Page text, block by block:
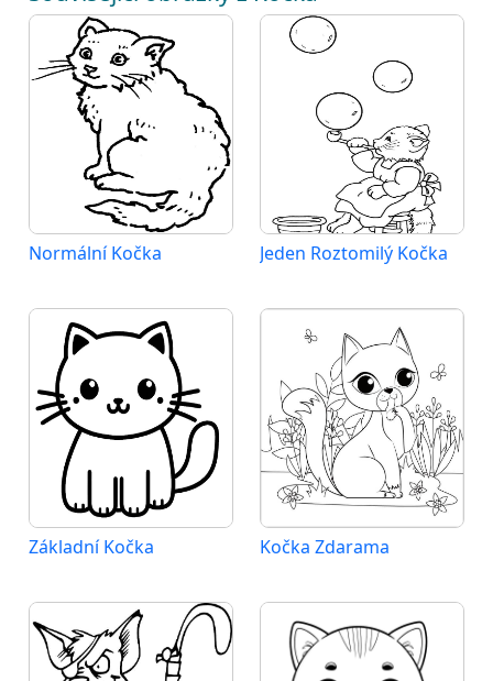
Normální Kočka Jeden Roztomilý Kočka
Základní Kočka Kočka Zdarama